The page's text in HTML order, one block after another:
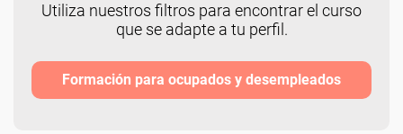
Utiliza nuestros filtros para encontrar el curso
que se adapte a tu perfil.
Formación para ocupados y desempleados